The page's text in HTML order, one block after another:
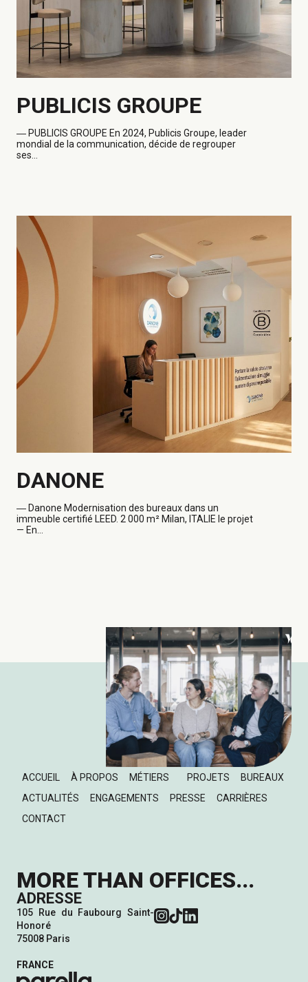
PUBLICIS GROUPE
― PUBLICIS GROUPE En 2024, Publicis Groupe, leader
mondial de la communication, décide de regrouper
ses...
DANONE
― Danone Modernisation des bureaux dans un
immeuble certifié LEED. 2 000 m² Milan, ITALIE le projet
— En...
MORE THAN OFFICES...
ADRESSE
105 Rue du Faubourg Saint-
Honoré
75008 Paris
FRANCE
ACCUEIL À PROPOS MÉTIERS PROJETS
BUREAUX
ACTUALITÉS
ENGAGEMENTS PRESSE
CARRIÈRES
CONTACT